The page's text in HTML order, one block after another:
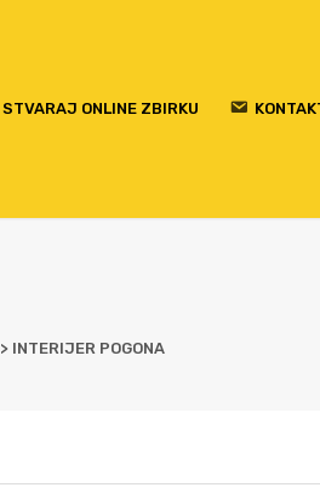
STVARAJ ONLINE ZBIRKU
> INTERIJER POGONA